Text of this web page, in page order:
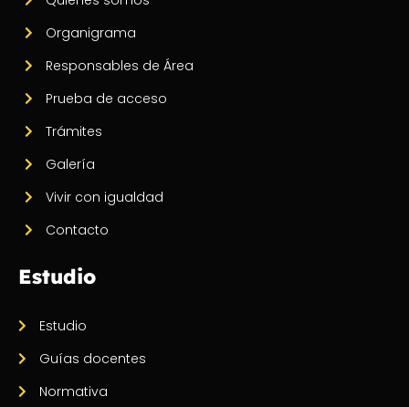
Organigrama
Responsables de Área
Prueba de acceso
Trámites
Galería
Vivir con igualdad
Contacto
Estudio
Estudio
Guías docentes
Normativa